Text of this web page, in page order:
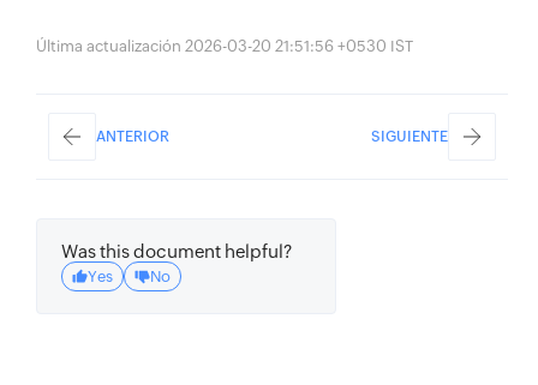
Última actualización 2026-03-20 21:51:56 +0530 IST
ANTERIOR SIGUIENTE
Was this document helpful?
Yes No